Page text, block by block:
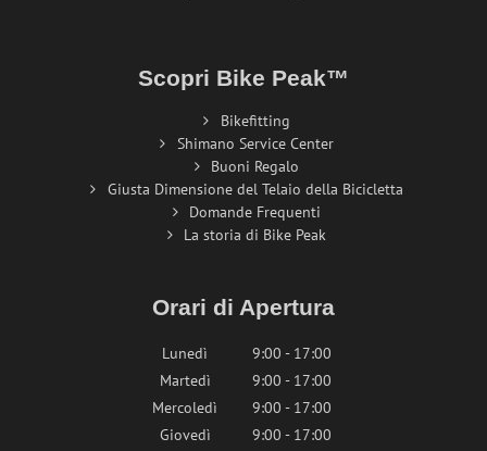
Scopri Bike Peak™
Bikefitting
Shimano Service Center
Buoni Regalo
Giusta Dimensione del Telaio della Bicicletta
Domande Frequenti
La storia di Bike Peak
Orari di Apertura
Lunedì
9:00 - 17:00
Martedì
9:00 - 17:00
Mercoledì
9:00 - 17:00
Giovedì
9:00 - 17:00